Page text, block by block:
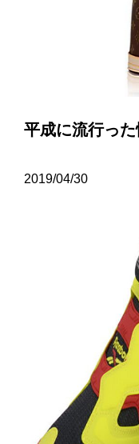
平成に流行った
2019/04/30